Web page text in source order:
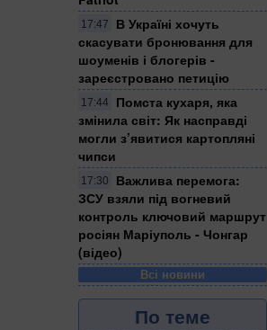
17:47
В Україні хочуть
скасувати бронювання для
шоуменів і блогерів -
зареєстровано петицію
17:44
Помста кухаря, яка
змінила світ: Як насправді
могли з’явитися картопляні
чипси
17:30
Важлива перемога:
ЗСУ взяли під вогневий
контроль ключовий маршрут
росіян Маріуполь - Чонгар
(відео)
Всі новини
По теме